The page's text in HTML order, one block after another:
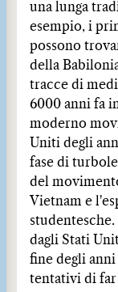
una lunga
esempio, i
possono
della
tracce di
6000 anni fa
moderno
Uniti degli
fase di
del
Vietnam e
dagli Stati
fine degli
tentativi di